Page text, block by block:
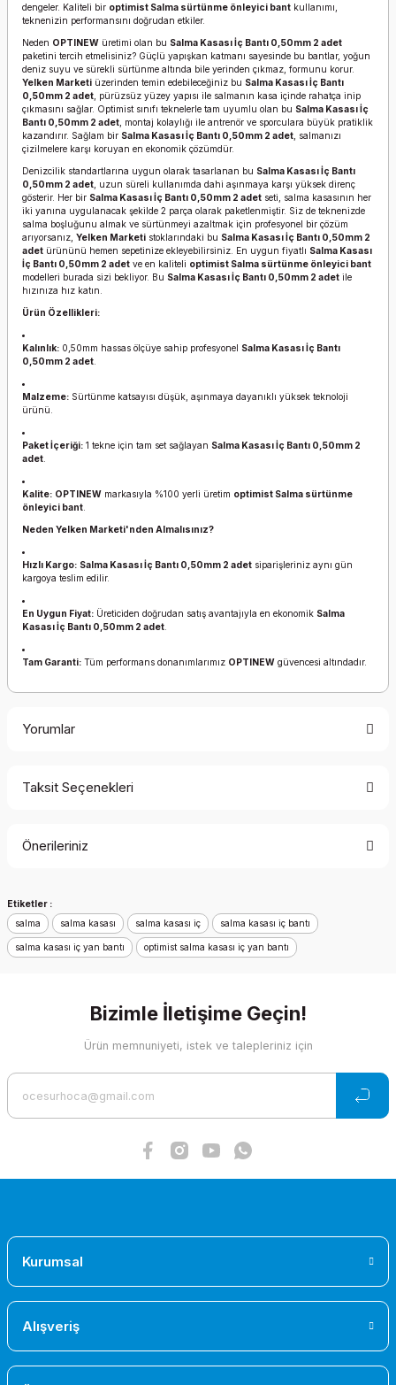
dengeler. Kaliteli bir optimist Salma sürtünme önleyici bant kullanımı,
teknenizin performansını doğrudan etkiler.
Neden OPTINEW üretimi olan bu Salma Kasası İç Bantı 0,50mm 2 adet
paketini tercih etmelisiniz? Güçlü yapışkan katmanı sayesinde bu bantlar, yoğun
deniz suyu ve sürekli sürtünme altında bile yerinden çıkmaz, formunu korur.
Yelken Marketi üzerinden temin edebileceğiniz bu Salma Kasası İç Bantı
0,50mm 2 adet , pürüzsüz yüzey yapısı ile salmanın kasa içinde rahatça inip
çıkmasını sağlar. Optimist sınıfı teknelerle tam uyumlu olan bu Salma Kasası İç
Bantı 0,50mm 2 adet , montaj kolaylığı ile antrenör ve sporculara büyük pratiklik
kazandırır. Sağlam bir Salma Kasası İç Bantı 0,50mm 2 adet , salmanızı
çizilmelere karşı koruyan en ekonomik çözümdür.
Denizcilik standartlarına uygun olarak tasarlanan bu Salma Kasası İç Bantı
0,50mm 2 adet , uzun süreli kullanımda dahi aşınmaya karşı yüksek direnç
gösterir. Her bir Salma Kasası İç Bantı 0,50mm 2 adet seti, salma kasasının her
iki yanına uygulanacak şekilde 2 parça olarak paketlenmiştir. Siz de teknenizde
salma boşluğunu almak ve sürtünmeyi azaltmak için profesyonel bir çözüm
arıyorsanız, Yelken Marketi stoklarındaki bu Salma Kasası İç Bantı 0,50mm 2
adet ürününü hemen sepetinize ekleyebilirsiniz. En uygun fiyatlı Salma Kasası
İç Bantı 0,50mm 2 adet ve en kaliteli optimist Salma sürtünme önleyici bant
modelleri burada sizi bekliyor. Bu Salma Kasası İç Bantı 0,50mm 2 adet ile
hızınıza hız katın.
Ürün Özellikleri:
Kalınlık: 0,50mm hassas ölçüye sahip profesyonel Salma Kasası İç Bantı
0,50mm 2 adet
Malzeme: Sürtünme katsayısı düşük, aşınmaya dayanıklı yüksek teknoloji
ürünü.
Paket İçeriği: 1 tekne için tam set sağlayan Salma Kasası İç Bantı 0,50mm 2
adet
Kalite: OPTINEW markasıyla %100 yerli üretim optimist Salma sürtünme
önleyici bant
Neden Yelken Marketi'nden Almalısınız?
Hızlı Kargo: Salma Kasası İç Bantı 0,50mm 2 adet siparişleriniz aynı gün
kargoya teslim edilir.
En Uygun Fiyat: Üreticiden doğrudan satış avantajıyla en ekonomik Salma
Kasası İç Bantı 0,50mm 2 adet
Tam Garanti: Tüm performans donanımlarımız OPTINEW güvencesi altındadır.
Yorumlar
Taksit Seçenekleri
Önerileriniz
konularda yetersiz gördüğünüz noktaları öneri formunu
kullanarak tarafımıza iletebilirsiniz.
Görüş ve önerileriniz için teşekkür ederiz.
Ürün açıklamasında eksik bilgiler bulunuyor.
Ürün bilgilerinde hatalar bulunuyor.
Etiketler :
salma
salma kasası salma kasası iç salma kasası iç bantı
salma kasası iç yan bantı optimist salma kasası iç yan bantı
Bizimle İletişime Geçin!
Ürün memnuniyeti, istek ve talepleriniz için
Kurumsal
Alışveriş